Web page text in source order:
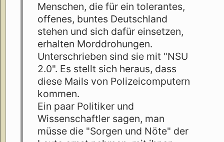
Menschen, die für ein tolerantes,
offenes, buntes Deutschland
stehen und sich dafür einsetzen,
erhalten Morddrohungen.
Unterschrieben sind sie mit "NSU
2.0". Es stellt sich heraus, dass
diese Mails von Polizeicomputern
kommen.
Ein paar Politiker und
Wissenschaftler sagen, man
müsse die "Sorgen und Nöte" der